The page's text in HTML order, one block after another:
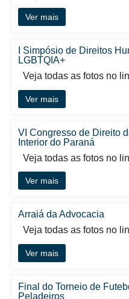
Ver mais
I Simpósio de Direitos
LGBTQIA+
Veja todas as fotos no
Ver mais
VI Congresso de Direito
Interior do Paraná
Veja todas as fotos no
Ver mais
Arraiá da Advocacia
Veja todas as fotos no
Ver mais
Final do Torneio de
Peladeiros